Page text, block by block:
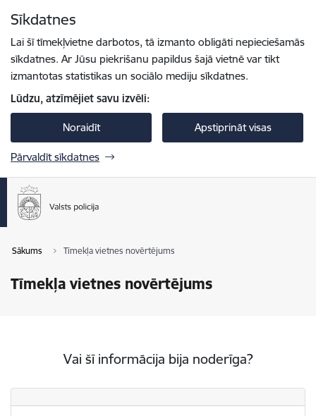
Sīkdatnes
Lai šī tīmekļvietne darbotos, tā izmanto obligāti nepieciešamās
sīkdatnes. Ar Jūsu piekrišanu papildus šajā vietnē var tikt
izmantotas statistikas un sociālo mediju sīkdatnes.
Lūdzu, atzīmējiet savu izvēli:
Noraidīt Apstiprināt visas
Pārvaldīt sīkdatnes
Sākums Tīmekļa vietnes novērtējums
Tīmekļa vietnes novērtējums
Vai šī informācija bija noderīga?
Vai šī informācija bija noderīga?